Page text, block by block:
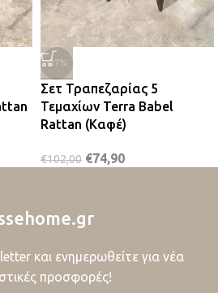
-27%
Σετ Τραπεζαρίας 5
Τεμαχίων Terra Babel
Rattan (Καφέ)
€102,00 €74,90
και ενημερωθείτε για νέα
προσφορές!